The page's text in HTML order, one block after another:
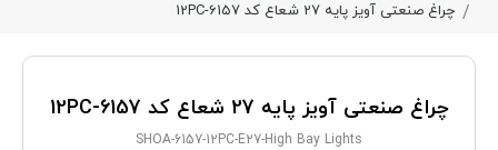
چراغ صنعتی آویز پایه 27 شعاع کد 6157-12PC
چراغ صنعتی آویز پایه 27 شعاع کد 6157-12PC
SHOA-6157-12PC-E27-High Bay Lights